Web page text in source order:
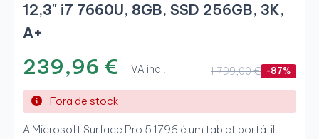
12,3" i7 7660U, 8GB, SSD 256GB, 3K,
A+
239,96 € IVA incl. 1 799,00 € -87%
Fora de stock
A Microsoft Surface Pro 5 1796 é um tablet portátil